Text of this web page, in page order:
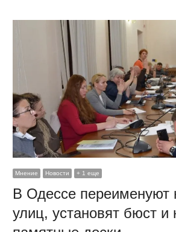
Мнение Новости + 1 еще
В Одессе переименуют
улиц, установят бюст и